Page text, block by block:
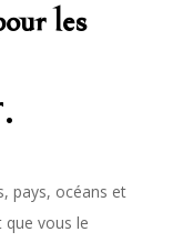
les
pays, océans et
vous le